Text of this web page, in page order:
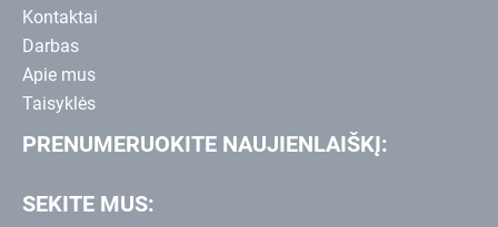
Kontaktai
Darbas
Apie mus
Taisyklės
PRENUMERUOKITE NAUJIENLAIŠKĮ:
SEKITE MUS: